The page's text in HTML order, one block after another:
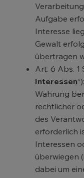
Aufgabe
Interesse
Gewalt
übertragen
Art. 6 Abs. 1
Interessen
Wahrung
rechtlicher
des
erforderlich
Interessen
überwiegen
dabei um